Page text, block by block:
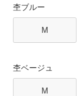
杢ブルー
M
杢ベージュ
M